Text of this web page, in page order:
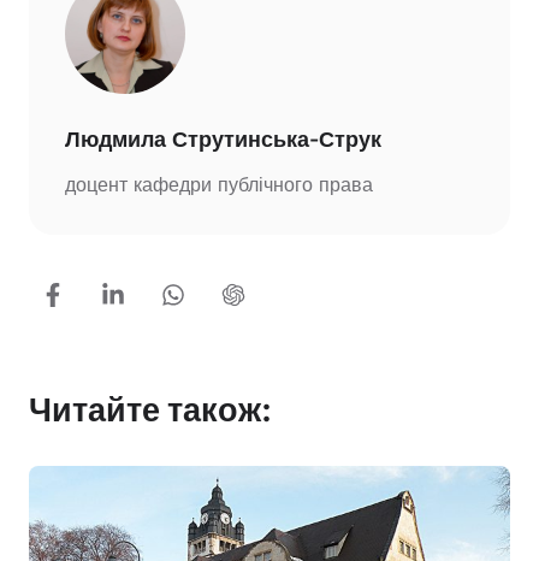
Людмила Струтинська-Струк
доцент кафедри публічного права
Читайте також: